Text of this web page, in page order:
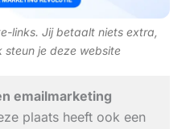
links. Jij betaalt niets extra,
steun je deze website
emailmarketing
plaats heeft ook een